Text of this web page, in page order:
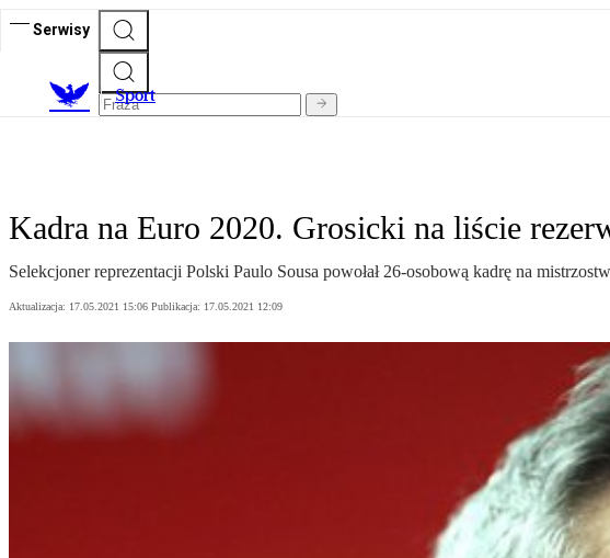
Serwisy
Sport
Kadra na Euro 2020. Grosicki na liście
Selekcjoner reprezentacji Polski Paulo Sousa powołał 26-osobową kadrę na
Aktualizacja: 17.05.2021 15:06 Publikacja: 17.05.2021 12:09